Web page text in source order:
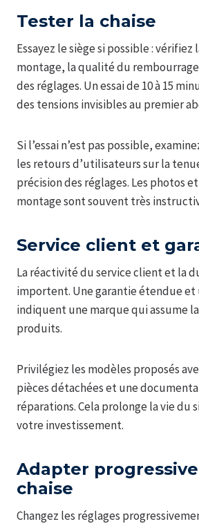
Tester la chaise
Essayez le siège si possible :
montage, la qualité du
des réglages. Un essai de 10 à 15
des tensions invisibles au premier
Si l’essai n’est pas possible,
les retours d’utilisateurs sur la
précision des réglages. Les photos
montage sont souvent très
Service client et
La réactivité du service client et la
importent. Une garantie étendue et
indiquent une marque qui assume
produits.
Privilégiez les modèles proposés
pièces détachées et une
réparations. Cela prolonge la vie du
votre investissement.
Adapter
chaise
Changez les réglages